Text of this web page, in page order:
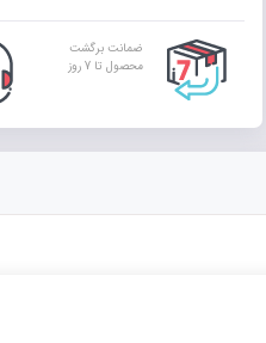
ضمانت برگشت
محصول تا 7 روز